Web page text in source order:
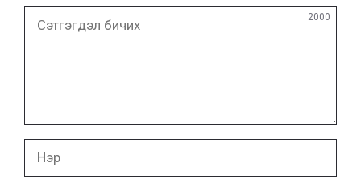
2000